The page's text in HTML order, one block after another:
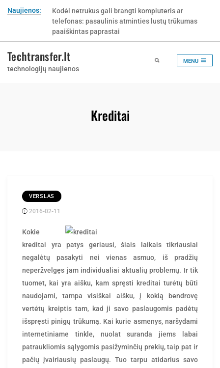
Naujienos:
Kodėl netrukus gali brangti kompiuteris ar
telefonas: pasaulinis atminties lustų trūkumas
paaiškintas paprastai
Kur pirkti Tork popierinius rankšluosčius ir kaip
nepermokėti už netinkamą popieriaus sistemą?
Techtransfer.lt
technologijų naujienos
MENU
Kreditai
VERSLAS
2016-02-11
by
Kokie
kreditai yra patys geriausi, šiais laikais tikriausiai
negalėtų pasakyti nei vienas asmuo, iš pradžių
neperžvelgęs jam individualiai aktualių problemų. Ir tik
tuomet, kai yra aišku, kam spręsti kreditai turėtų būti
naudojami, tampa visiškai aišku, į kokią bendrovę
vertėtų kreiptis tam, kad ji savo paslaugomis padėtų
išspręsti pinigų trūkumą. Kai kurie asmenys, naršydami
internetiniame tinkle, nuolat suranda jiems labai
patraukliomis sąlygomis pasižyminčių prekių, taip pat ir
pačių įvairiausių paslaugų. Tuo tarpu atidarius savo